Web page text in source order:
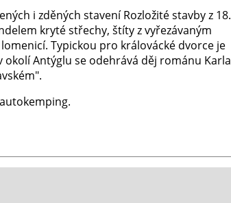
i zděných stavení Rozložité stavby z 18.
kryté střechy, štíty z vyřezávaným
Typickou pro královácké dvorce je
okolí Antýglu se odehrává děj románu Karla